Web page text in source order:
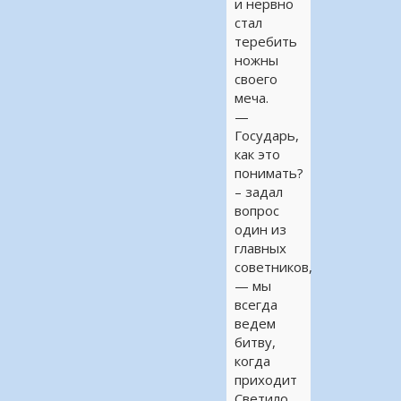
и нервно
стал
теребить
ножны
своего
меча.
—
Государь,
как это
понимать?
– задал
вопрос
один из
главных
советников,
— мы
всегда
ведем
битву,
когда
приходит